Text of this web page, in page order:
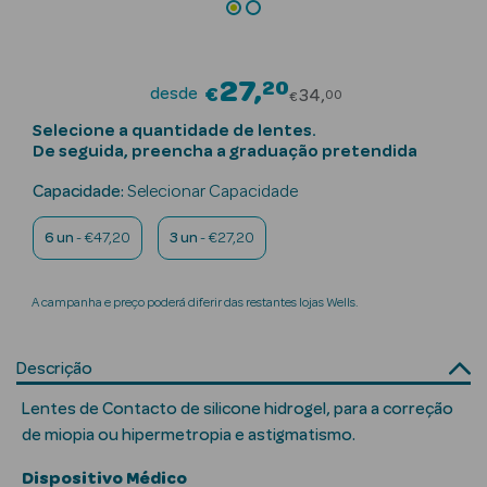
Beauty Season
Beauty Season
Maquilhagem
Perfumes
Beauty Season
desde €27 20Price reduced
€34 00
Selecione a quantidade de lentes.
De seguida, preencha a graduação pretendida
Capacidade: Selecionar Capacidade
6 un - €47,20 3 un - €27,20
A campanha e preço poderá diferir das restantes lojas Wells.
Descrição
Lentes de Contacto de silicone hidrogel, para a correção
de miopia ou hipermetropia e astigmatismo.
Dispositivo Médico